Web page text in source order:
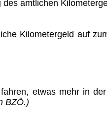
amtlichen
Kilometergeld auf
etwas mehr in
BZÖ.)